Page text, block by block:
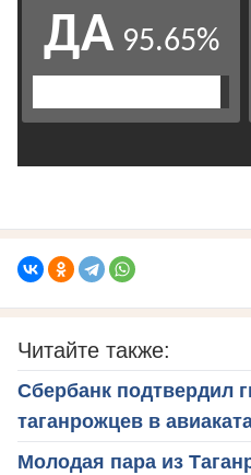
Читайте также:
Сбербанк подтвердил
таганрожцев в
Молодая пара из